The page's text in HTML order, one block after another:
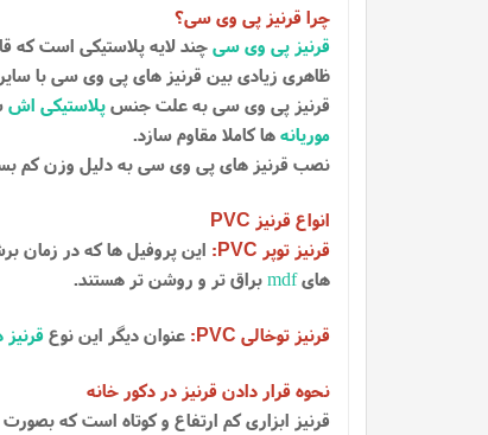
چرا قرنیز پی وی سی؟
قرنیز پی وی سیچند لایه پلاستیکی است که
ظاهری زیادی بین قرنیز های پی وی سی با
قرنیز پی وی سی به علت جنسپلاستیکی اش
موریانهها کاملا مقاوم سازد.
نصب قرنیز های پی وی سی به دلیل وزن کم
انواع قرنیز PVC
قرنیز توپر PVC
: این پروفیل ها که در زمان
هایmdfبراق تر و روشن تر هستند.
قرنیز توخالی PVC
: عنوان دیگر این نوعقرنیز
نحوه قرار دادن قرنیز در دکور خانه
قرنیز ابزاری کم ارتفاع و کوتاه است که